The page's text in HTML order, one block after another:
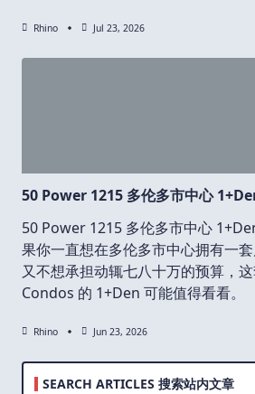
Rhino Jul 23, 2026
50 Power 1215 多伦多市中心
50 Power 1215 多伦多市中心
果你一直想在多伦多市中心拥有一
又不想承担动辄七八十万的预算，
Condos 的 1+Den 可能值得看看。
Rhino Jun 23, 2026
SEARCH ARTICLES 搜索站内文章